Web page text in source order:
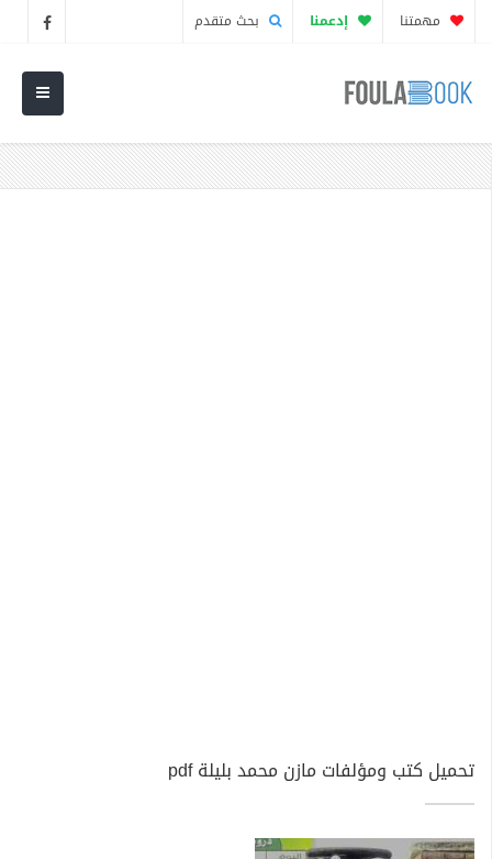
مهمتنا إدعمنا بحث متقدم
تحميل كتب ومؤلفات مازن محمد بليلة pdf